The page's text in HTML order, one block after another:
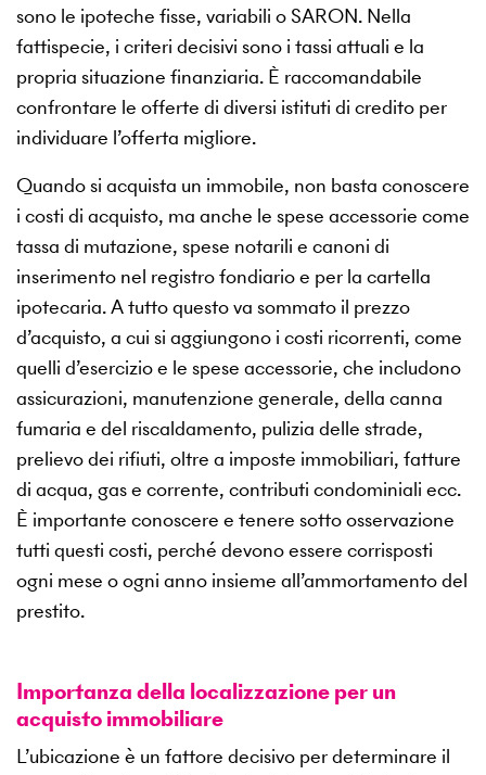
sono le ipoteche fisse, variabili o SARON. Nella
fattispecie, i criteri decisivi sono i tassi attuali e la
propria situazione finanziaria. È raccomandabile
confrontare le offerte di diversi istituti di credito per
individuare l’offerta migliore.
Quando si acquista un immobile, non basta conoscere
i costi di acquisto, ma anche le spese accessorie come
tassa di mutazione, spese notarili e canoni di
inserimento nel registro fondiario e per la cartella
ipotecaria. A tutto questo va sommato il prezzo
d’acquisto, a cui si aggiungono i costi ricorrenti, come
quelli d’esercizio e le spese accessorie, che includono
assicurazioni, manutenzione generale, della canna
fumaria e del riscaldamento, pulizia delle strade,
prelievo dei rifiuti, oltre a imposte immobiliari, fatture
di acqua, gas e corrente, contributi condominiali ecc.
È importante conoscere e tenere sotto osservazione
tutti questi costi, perché devono essere corrisposti
ogni mese o ogni anno insieme all’ammortamento del
prestito.
Importanza della localizzazione per un
acquisto immobiliare
L’ubicazione è un fattore decisivo per determinare il